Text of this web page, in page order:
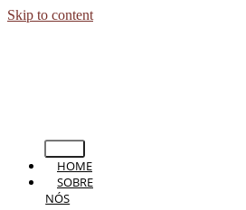
Skip to content
HOME
SOBRE
NÓS